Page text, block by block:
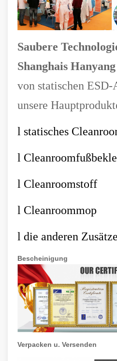
Saubere
Shanghais Hanyang
von statischen
unsere
l statisches
l
l Cleanroomstoff
l Cleanroommop
l die anderen Zusätze
Bescheinigung
Verpacken u. Versenden